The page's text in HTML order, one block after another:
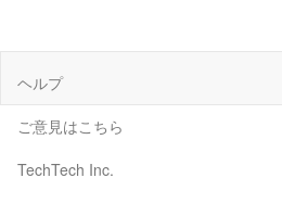
ヘルプ
ご意見はこちら
TechTech Inc.